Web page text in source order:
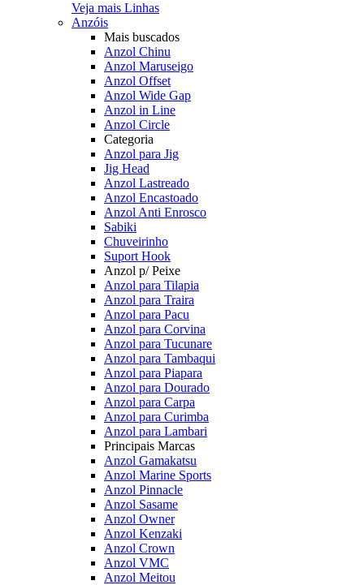
Veja mais Linhas
Anzóis
Mais buscados
Anzol Chinu
Anzol Maruseigo
Anzol Offset
Anzol Wide Gap
Anzol in Line
Anzol Circle
Categoria
Anzol para Jig
Jig Head
Anzol Lastreado
Anzol Encastoado
Anzol Anti Enrosco
Sabiki
Chuveirinho
Suport Hook
Anzol p/ Peixe
Anzol para Tilapia
Anzol para Traira
Anzol para Pacu
Anzol para Corvina
Anzol para Tucunare
Anzol para Tambaqui
Anzol para Piapara
Anzol para Dourado
Anzol para Carpa
Anzol para Curimba
Anzol para Lambari
Principais Marcas
Anzol Gamakatsu
Anzol Marine Sports
Anzol Pinnacle
Anzol Sasame
Anzol Owner
Anzol Kenzaki
Anzol Crown
Anzol VMC
Anzol Meitou